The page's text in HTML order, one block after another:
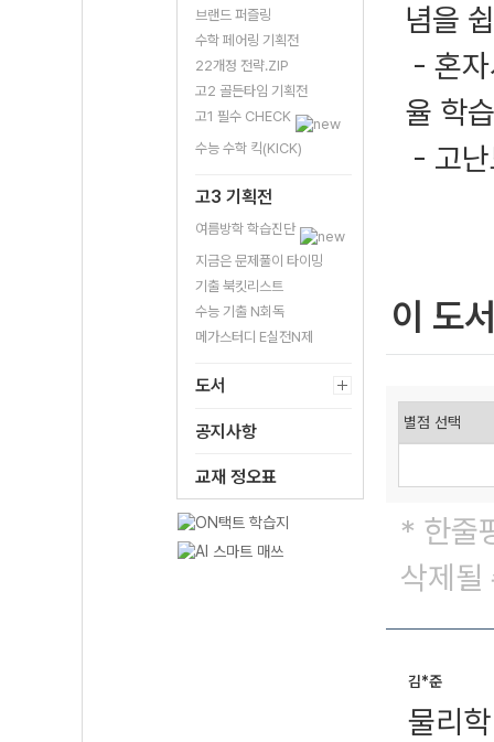
브랜드 퍼즐링
수학 페어링 기획전
22개정 전략.ZIP
고2 골든타임 기획전
고1 필수 CHECK
수능 수학 킥(KICK)
고3 기획전
여름방학 학습진단
지금은 문제풀이 타이밍
기출 북킷리스트
수능 기출 N회독
메가스터디 E실전N제
도서
공지사항
교재 정오표
념을
- 혼
율 학
- 고
이 도
* 한줄
삭제될
김*준
물리